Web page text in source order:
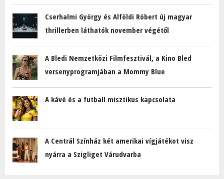
Cserhalmi György és Alföldi Róbert új magyar
thrillerben láthatók november végétől
A Bledi Nemzetközi Filmfesztivál, a Kino Bled
versenyprogramjában a Mommy Blue
A kávé és a futball misztikus kapcsolata
A Centrál Színház két amerikai vígjátékot visz
nyárra a Szigliget Várudvarba